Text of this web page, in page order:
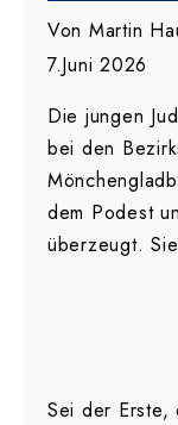
Von Martin
7.Juni 2026
Die jungen
bei den
dem Podest
überzeugt.
Sei der Erste,